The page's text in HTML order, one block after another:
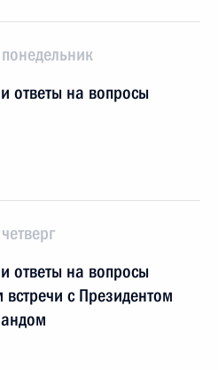
ответы на вопросы
ответы на вопросы
с Президентом